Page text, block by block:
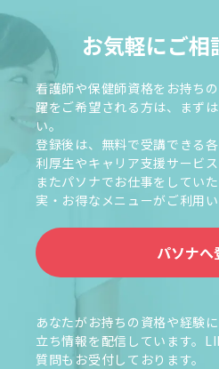
お気軽にご相
看護師や保健師資格をお持ち
躍をご希望される方は、まず
い。
登録後は、無料で受講できる
利厚生やキャリア支援サービス
またパソナでお仕事をしてい
実・お得なメニューがご利用い
パソナへ
あなたがお持ちの資格や経験
立ち情報を配信しています。
質問もお受付しております。